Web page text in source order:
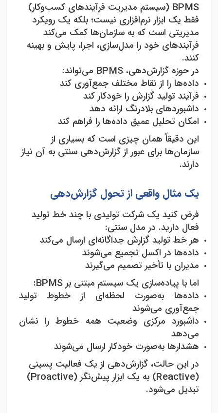
BPMS (سیستم مدیریت فرآیندهای کسب‌وکار)
فقط یک ابزار نرم‌افزاری نیست؛ بلکه یک رویکرد
مدیریتی است که به سازمان‌ها کمک می‌کند
فرآیندهای خود را مدل‌سازی، اجرا، پایش و بهینه
کنند.
در حوزه گزارش‌دهی، BPMS می‌تواند:
داده‌ها را از نقاط مختلف جمع‌آوری کند
فرآیند تولید گزارش را خودکار کند
داشبوردهای بلادرنگ ارائه دهد
امکان تحلیل عمیق داده‌ها را فراهم کند
این دقیقاً همان چیزی است که بسیاری از
سازمان‌ها برای عبور از گزارش‌دهی سنتی به آن نیاز
دارند.
یک مثال واقعی از تحول گزارش‌دهی
فرض کنید یک شرکت تولیدی با چند خط تولید
فعال دارید. در مدل سنتی:
هر خط تولید گزارش جداگانه‌ای ارسال می‌کند
داده‌ها در اکسل تجمیع می‌شوند
مدیران با تأخیر تصمیم می‌گیرند
اما با پیاده‌سازی یک سیستم مبتنی برBPMS:
داده‌ها به‌صورت لحظه‌ای از خطوط تولید
جمع‌آوری می‌شوند
داشبورد مرکزی وضعیت همه خطوط را نشان
می‌دهد
هشدارها به‌صورت خودکار ارسال می‌شوند
در این حالت، گزارش‌دهی از یک فعالیت پسینی
(Reactive)
به یک ابزار پیش‌نگر(Proactive)
تبدیل می‌شود.